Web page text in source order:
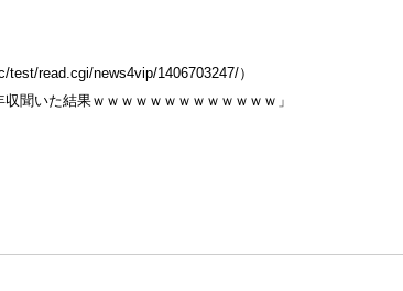
test/read.cgi/news4vip/1406703247/）
収聞いた結果ｗｗｗｗｗｗｗｗｗｗｗｗｗ」